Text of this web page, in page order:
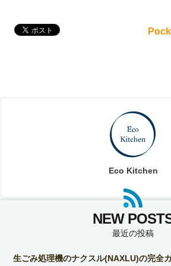
Eco Kitchen
最近の投稿
生ごみ処理機のナクスル(NAXLU)の完全